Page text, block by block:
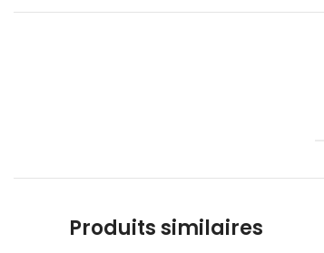
Produits similaires